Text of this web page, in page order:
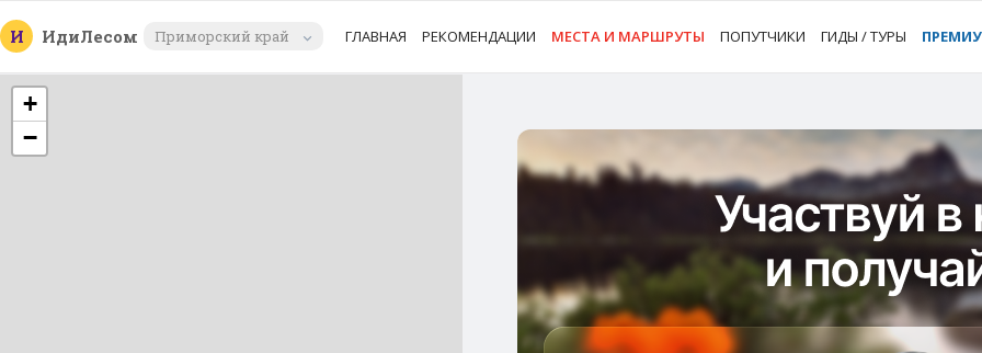
И ИдиЛесом Приморский край ГЛАВНАЯ РЕКОМЕНДАЦИИ МЕСТА И МАРШРУТЫ ПОПУТЧИКИ ГИДЫ / ТУРЫ
+
−